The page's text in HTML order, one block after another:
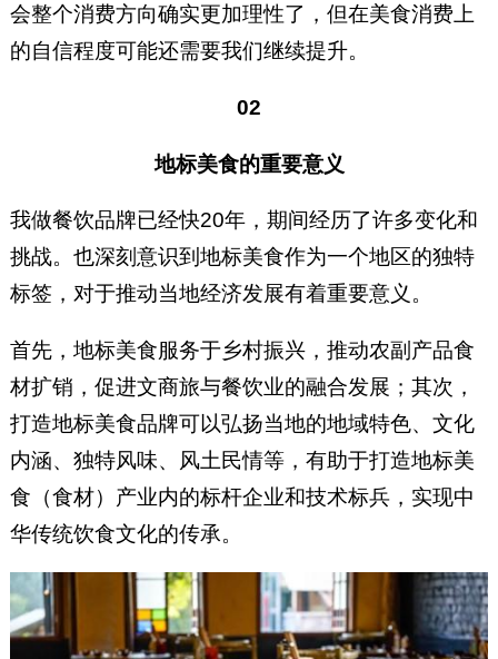
会整个消费方向确实更加理性了，但在美食消费上
的自信程度可能还需要我们继续提升。
02
地标美食的重要意义
我做餐饮品牌已经快20年，期间经历了许多变化和
挑战。也深刻意识到地标美食作为一个地区的独特
标签，对于推动当地经济发展有着重要意义。
首先，地标美食服务于乡村振兴，推动农副产品食
材扩销，促进文商旅与餐饮业的融合发展；其次，
打造地标美食品牌可以弘扬当地的地域特色、文化
内涵、独特风味、风土民情等，有助于打造地标美
食（食材）产业内的标杆企业和技术标兵，实现中
华传统饮食文化的传承。